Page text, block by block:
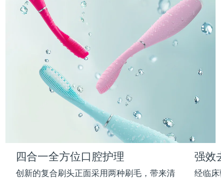
四合一全方位口腔护理
创新的复合刷头正面采用两种刷毛，带来清
强效
经临
PEACH™ Cooling Prep Gel
Cooling IPL hair removal gel
ESPADA™ Blemish Solution
Concentrated acne gel
ESPADA™ 设备
All acne treatment devices
眼部护肤
Advanced eye care treatment
眼部护理设备
All revitalizing eye massagers
KIWI™
Blackhead remover
KIWI™ 皮肤护理
Advanced pore care essentials
FLIP™ play advanced
LED light hairbrush
LUNA™ Dual-Peptide Scalp
Serum
For healthy hair
牙齿美白
issa™ Teeth Whitening Set
Dual LED + sonic device & 18% PAP gel
issa™ Teeth Whitening Gel
18% PAP
男士
印度尼西亚 预计送达日期07/08/2026
预计送达日期 09/08/2026
预计送达日期 11/08/2026
预计送达日期
预计送达日期12/08/2026
泽西岛 14/08/2026